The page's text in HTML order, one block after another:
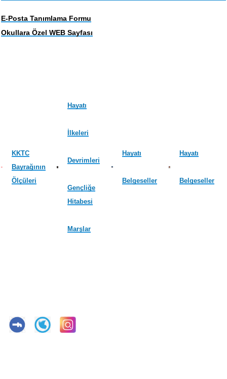
E-Posta Tanımlama Formu
Okullara Özel WEB Sayfası
KKTC
Bayrağının
Ölçüleri
Hayatı
İlkeleri
Devrimleri
Gençliğe
Hitabesi
Marşlar
Hayatı
Belgeseller
Hayatı
Belgeseller